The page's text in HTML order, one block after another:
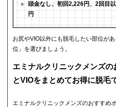
頭金なし、初回2,226円、2回目
円
お尻やVIO以外にも脱毛したい部位が
位」を選びましょう。
エミナルクリニックメンズ
とVIOをまとめてお得に脱毛
エミナルクリニックメンズのおすすめ